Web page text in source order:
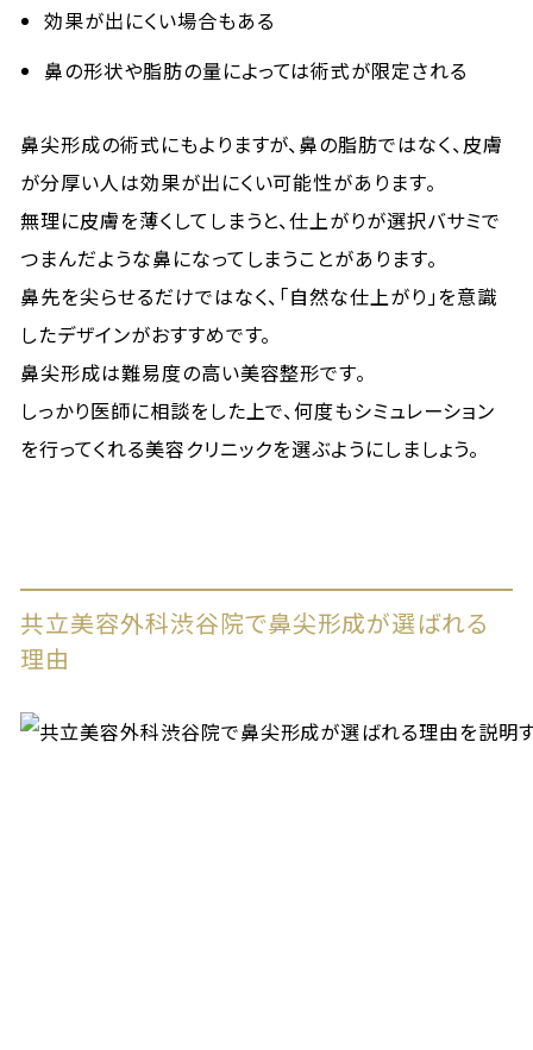
効果が出にくい場合もある
鼻の形状や脂肪の量によっては術式が限定される
鼻尖形成の術式にもよりますが、鼻の脂肪ではなく、皮膚
が分厚い人は効果が出にくい可能性があります。
無理に皮膚を薄くしてしまうと、仕上がりが選択バサミで
つまんだような鼻になってしまうことがあります。
鼻先を尖らせるだけではなく、「自然な仕上がり」を意識
したデザインがおすすめです。
鼻尖形成は難易度の高い美容整形です。
しっかり医師に相談をした上で、何度もシミュレーション
を行ってくれる美容クリニックを選ぶようにしましょう。
共立美容外科渋谷院で鼻尖形成が選ばれる
理由